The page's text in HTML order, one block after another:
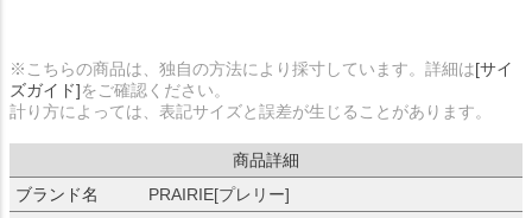
※こちらの商品は、独自の方法により採寸しています。詳細は[サイ
ズガイド]をご確認ください。
計り方によっては、表記サイズと誤差が生じることがあります。
商品詳細
ブランド名
PRAIRIE[プレリー]